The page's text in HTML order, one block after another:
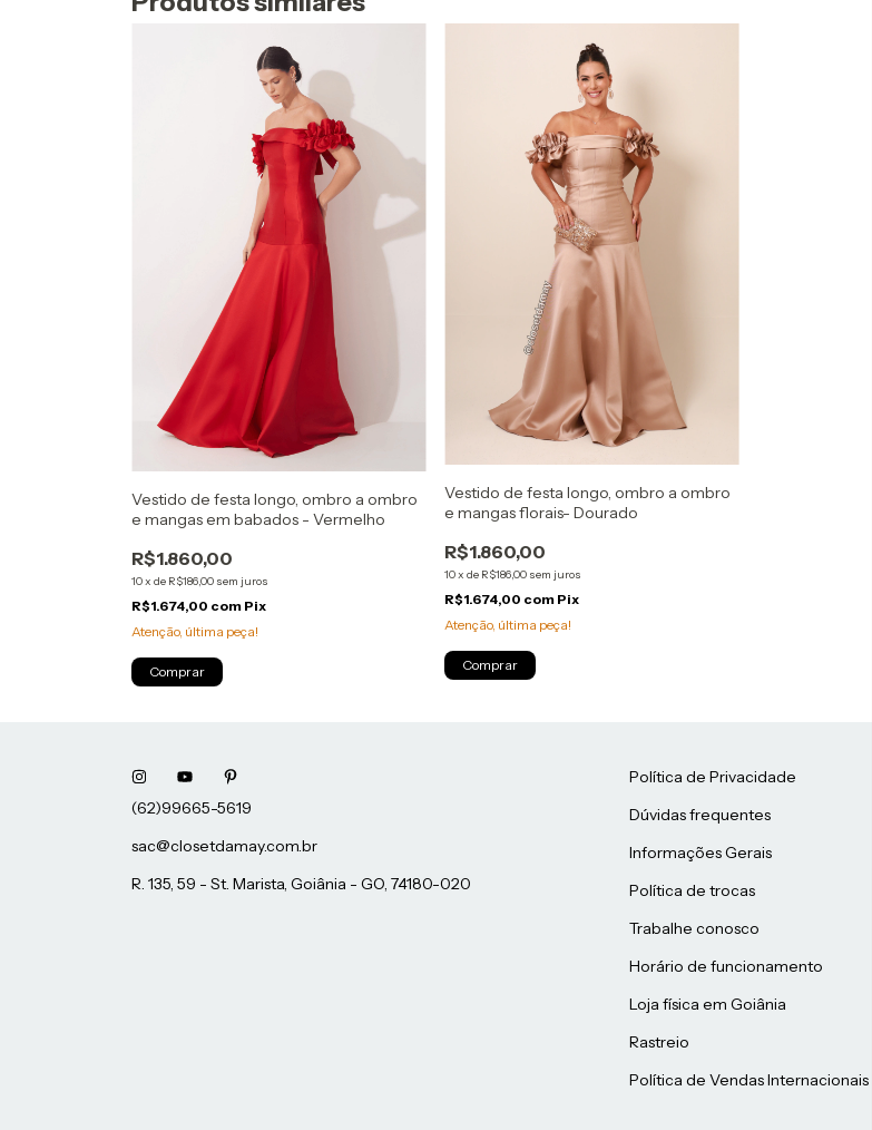
Vestido de festa longo, ombro a ombro
e mangas em babados - Vermelho
R$1.860,00
10x de R$186,00 sem juros
R$1.674,00 com Pix
Atenção, última peça!
Comprar
Vestido de festa longo, ombro a ombro
e mangas florais- Dourado
R$1.860,00
10x de R$186,00 sem juros
R$1.674,00 com Pix
Atenção, última peça!
Comprar
sac@closetdamay.com.br
R. 135, 59 - St. Marista, Goiânia - GO, 74180-020
Política de Privacidade
Dúvidas frequentes
Informações Gerais
Política de trocas
Trabalhe conosco
Horário de funcionamento
Loja física em Goiânia
Rastreio
Política de Vendas Internacionais